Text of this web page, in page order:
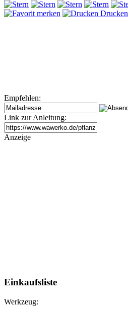
merken Drucken
Empfehlen:
Link zur Anleitung:
Anzeige
Einkaufsliste
Werkzeug: